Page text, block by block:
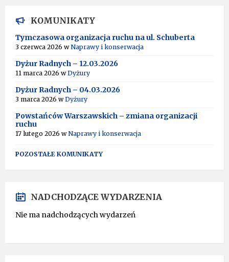
T
E
R
N
T
I
E
:
KOMUNIKATY
Tymczasowa organizacja ruchu na ul. Schuberta
3 czerwca 2026 wNaprawy i konserwacja
Dyżur Radnych – 12.03.2026
11 marca 2026 wDyżury
Dyżur Radnych – 04.03.2026
3 marca 2026 wDyżury
Powstańców Warszawskich – zmiana organizacji
ruchu
17 lutego 2026 wNaprawy i konserwacja
POZOSTAŁE KOMUNIKATY
NADCHODZĄCE WYDARZENIA
Nie ma nadchodzących wydarzeń